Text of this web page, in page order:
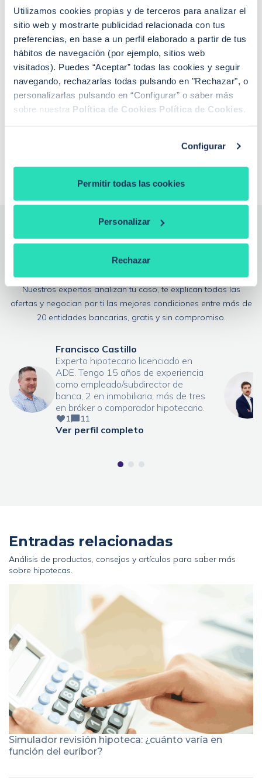
Utilizamos cookies propias y de terceros para analizar el
sitio web y mostrarte publicidad relacionada con tus
preferencias, en base a un perfil elaborado a partir de tus
hábitos de navegación (por ejemplo, sitios web
visitados). Puedes “Aceptar” todas las cookies y seguir
navegando, rechazarlas todas pulsando en "Rechazar", o
personalizarlas pulsando en “Configurar” o saber más
sobre nuestra Política de Cookies Política de Cookies .
Configurar
Permitir todas las cookies
Personalizar
Rechazar
PREGUNTAS FRECUENTES
¿Cómo funciona iAhorro?
¿Dónde puedo contactar con iAhorro?
¿Se puede tener dos hipotecas?
¿Se puede cambiar de banco teniendo una
hipoteca?
Si baja el euríbor, ¿baja la hipoteca?
¿Qué es la extinción de condominio con
¿Necesitas la ayuda de un
experto?
Nuestros expertos analizan tu caso, te explican todas las
ofertas y negocian por ti las mejores condiciones entre más de
20 entidades bancarias, gratis y sin compromiso.
Francisco Castillo
Experto hipotecario licenciado en
ADE. Tengo 15 años de experiencia
como empleado/subdirector de
banca, 2 en inmobiliaria, más de tres
en bróker o comparador hipotecario.
1 11
Ver perfil completo
Entradas relacionadas
Análisis de productos, consejos y artículos para saber más
sobre hipotecas.
Simulador revisión hipoteca: ¿cuánto varía en
función del euríbor?